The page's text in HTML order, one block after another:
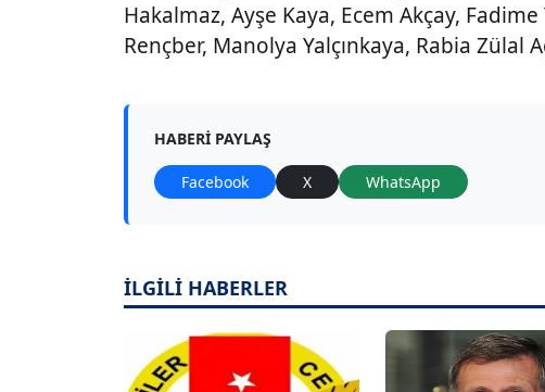
Hakalmaz, Ayşe Kaya, Ecem Akçay,
Rençber, Manolya Yalçınkaya, Rabia Zülal
HABERI PAYLAŞ
Facebook X WhatsApp
İLGİLİ HABERLER